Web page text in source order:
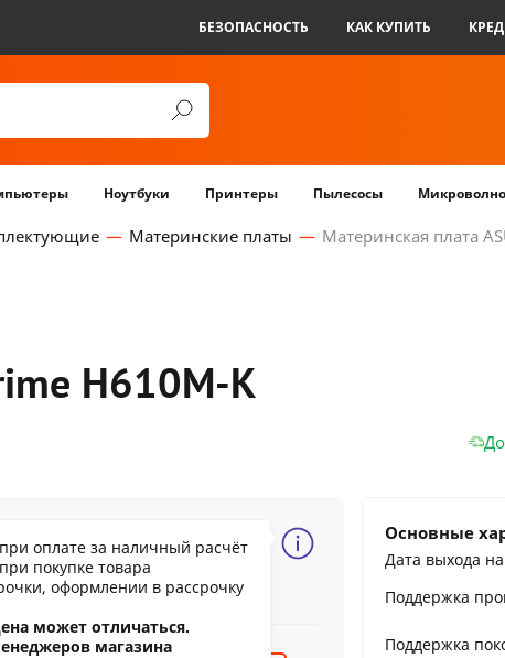
БЕЗОПАСНОСТЬ КАК КУПИТЬ
Ноутбуки Принтеры Пылесосы
Материнские платы Материнская плата
H610M-K
268.85
оплате за наличный расчёт
покупке товара
оформлении в рассрочку
может отличаться.
магазина
снижении цены
Основные
Дата выхода
Поддержка
Поддержка